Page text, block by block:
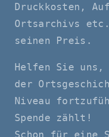
Druckkosten,
Ortsarchivs
seinen Preis.
Helfen Sie uns,
der
Niveau
Spende zählt!
Schon für eine